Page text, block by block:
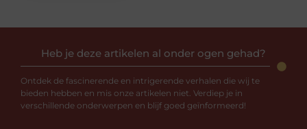
Heb je deze artikelen al onder ogen gehad?
Ontdek de fascinerende en intrigerende verhalen die wij te
bieden hebben en mis onze artikelen niet. Verdiep je in
verschillende onderwerpen en blijf goed geïnformeerd!